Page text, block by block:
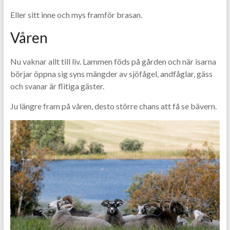
Eller sitt inne och mys framför brasan.
Våren
Nu vaknar allt till liv. Lammen föds på gården och när isarna
börjar öppna sig syns mängder av sjöfågel, andfåglar, gäss
och svanar är flitiga gäster.
Ju längre fram på våren, desto större chans att få se bävern.